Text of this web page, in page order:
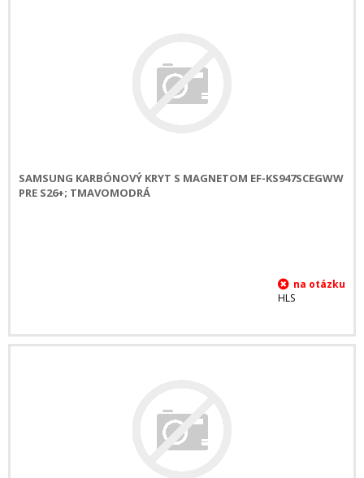
SAMSUNG KARBÓNOVÝ KRYT S MAGNETOM EF-KS947SCEGWW
PRE S26+; TMAVOMODRÁ
HLS